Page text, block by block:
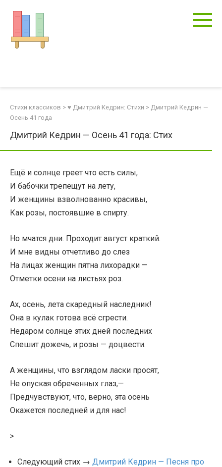
контенту
Стихи классиков > ♥ Дмитрий Кедрин: Стихи > Дмитрий Кедрин —
Осень 41 года
Дмитрий Кедрин — Осень 41 года: Стих
Ещё и солнце греет что есть силы,
И бабочки трепещут на лету,
И женщины взволнованно красивы,
Как розы, постоявшие в спирту.
Но мчатся дни. Проходит август краткий.
И мне видны отчетливо до слез
На лицах женщин пятна лихорадки —
Отметки осени на листьях роз.
Ах, осень, лета скаредный наследник!
Она в кулак готова всё сгрести.
Недаром солнце этих дней последних
Спешит дожечь, и розы — доцвести.
А женщины, что взглядом ласки просят,
Не опуская обреченных глаз,—
Предчувствуют, что, верно, эта осень
Окажется последней и для нас!
>
Следующий стих → Дмитрий Кедрин — Песня про